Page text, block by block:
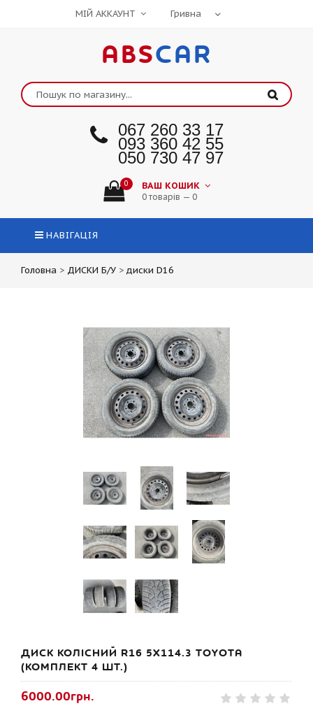
МІЙ АККАУНТ
ABSCAR
067 260 33 17
093 360 42 55
050 730 47 97
0 ВАШ КОШИК
0 товарів — 0
НАВІГАЦІЯ
Головна > ДИСКИ Б/У > диски D16
ДИСК КОЛІСНИЙ R16 5X114.3 TOYOTA
(КОМПЛЕКТ 4 ШТ.)
6000.00грн.